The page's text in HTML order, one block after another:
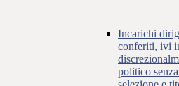
Incarichi
conferiti, ivi
politico